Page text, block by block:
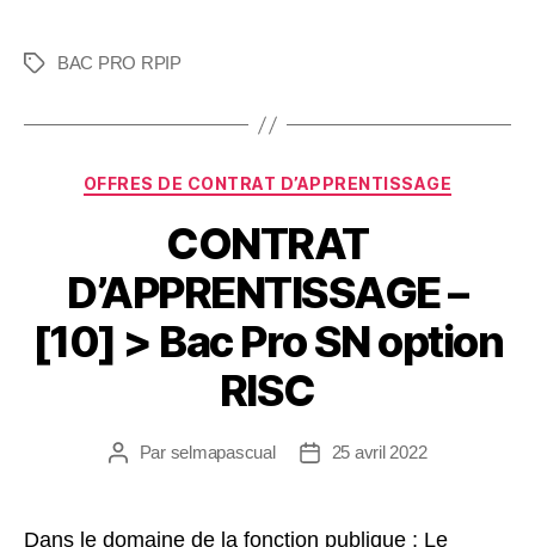
BAC PRO RPIP
OFFRES DE CONTRAT D’APPRENTISSAGE
CONTRAT
D’APPRENTISSAGE –
[10] > Bac Pro SN option
RISC
Par selmapascual 25 avril 2022
Dans le domaine de la fonction publique ; Le